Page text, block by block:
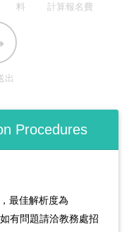
料
計算報名費
出
Procedures
最佳解析度為
有問題請洽教務處招